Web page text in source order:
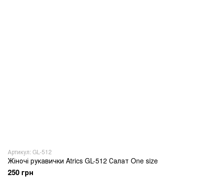
Артикул: GL-512
Жіночі рукавички Atrics GL-512 Салат One size
250 грн